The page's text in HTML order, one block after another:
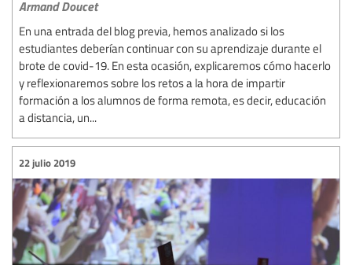
Armand Doucet
En una entrada del blog previa, hemos analizado si los
estudiantes deberían continuar con su aprendizaje durante el
brote de covid-19. En esta ocasión, explicaremos cómo hacerlo
y reflexionaremos sobre los retos a la hora de impartir
formación a los alumnos de forma remota, es decir, educación
a distancia, un...
22 julio 2019